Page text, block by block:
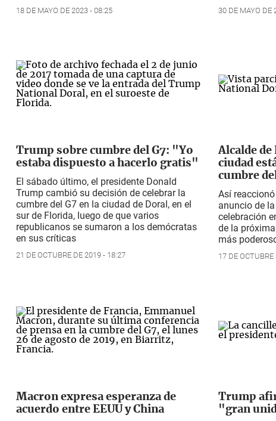
18 DE MAYO DE 2023 - 08:25 30 DE MAYO DE
Trump sobre cumbre del G7: "Yo
estaba dispuesto a hacerlo gratis"
El sábado último, el presidente Donald
Trump cambió su decisión de celebrar la
cumbre del G7 en la ciudad de Doral, en el
sur de Florida, luego de que varios
republicanos se sumaron a los demócratas
en sus críticas
21 DE OCTUBRE DE 2019 - 18:27
Alcalde de
ciudad
cumbre
Así
anuncio de
celebración
de la
más
17 DE
Macron expresa esperanza de
acuerdo entre EEUU y China
Trump
"gran